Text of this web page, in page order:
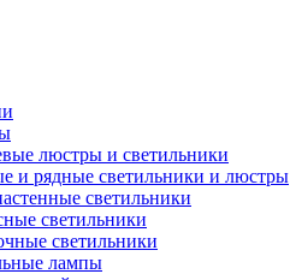
люстры и светильники
и рядные светильники и люстры
светильники
светильники
светильники
лампы